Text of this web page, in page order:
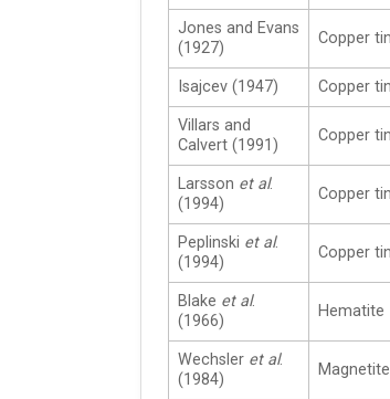
Jones and Evans
(1927)
Copper tin
Isajcev (1947) Copper tin
Villars and
Calvert (1991)
Copper tin
Larsson et al.
(1994)
Copper tin
Peplinski et al.
(1994)
Copper tin
Blake et al.
(1966)
Hematite
Wechsler et al.
(1984)
Magnetite